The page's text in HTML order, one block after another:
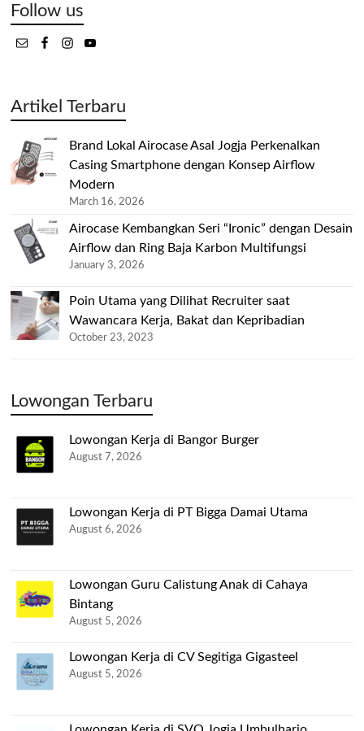
Follow us
Artikel Terbaru
Brand Lokal Airocase Asal Jogja Perkenalkan
Casing Smartphone dengan Konsep Airflow
Modern
March 16, 2026
Airocase Kembangkan Seri “Ironic” dengan Desain
Airflow dan Ring Baja Karbon Multifungsi
January 3, 2026
Poin Utama yang Dilihat Recruiter saat
Wawancara Kerja, Bakat dan Kepribadian
October 23, 2023
Lowongan Terbaru
Lowongan Kerja di Bangor Burger
August 7, 2026
Lowongan Kerja di PT Bigga Damai Utama
August 6, 2026
Lowongan Guru Calistung Anak di Cahaya
Bintang
August 5, 2026
Lowongan Kerja di CV Segitiga Gigasteel
August 5, 2026